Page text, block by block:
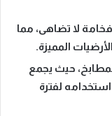
لا تضاهى، مما
المميزة.
حيث يجمع
لفترة